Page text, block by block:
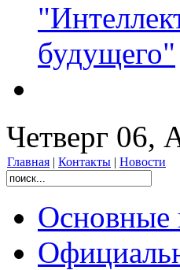
будущего"
Четверг 06,
Главная | Контакты | Новости
Основные